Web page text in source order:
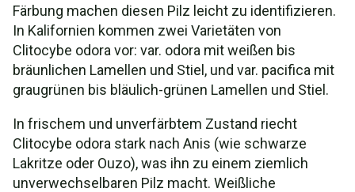
Färbung machen diesen Pilz leicht zu identifizieren.
In Kalifornien kommen zwei Varietäten von
Clitocybe odora vor: var. odora mit weißen bis
bräunlichen Lamellen und Stiel, und var. pacifica mit
graugrünen bis bläulich-grünen Lamellen und Stiel.
In frischem und unverfärbtem Zustand riecht
Clitocybe odora stark nach Anis (wie schwarze
Lakritze oder Ouzo), was ihn zu einem ziemlich
unverwechselbaren Pilz macht. Weißliche